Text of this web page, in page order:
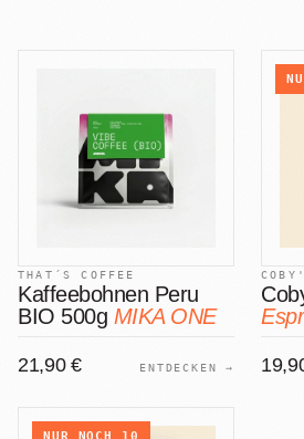
THAT´S COFFEE
Kaffeebohnen Peru
BIO 500g MIKA ONE
21,90 € ENTDECKEN →